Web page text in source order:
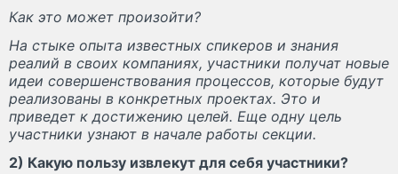
Как это может произойти?
На стыке опыта известных спикеров и знания
реалий в своих компаниях, участники получат новые
идеи совершенствования процессов, которые будут
реализованы в конкретных проектах. Это и
приведет к достижению целей. Еще одну цель
участники узнают в начале работы секции.
2) Какую пользу извлекут для себя участники?